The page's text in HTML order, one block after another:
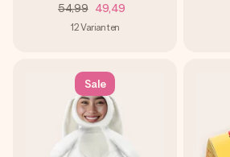
54,99 49,49
12Varianten
Sale